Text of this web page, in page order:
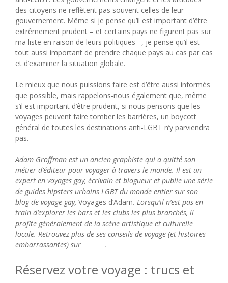
des citoyens ne reflètent pas souvent celles de leur
gouvernement. Même si je pense qu’il est important d’être
extrêmement prudent – ​​et certains pays ne figurent pas sur
ma liste en raison de leurs politiques –, je pense qu’il est
tout aussi important de prendre chaque pays au cas par cas
et d’examiner la situation globale.
Le mieux que nous puissions faire est d’être aussi informés
que possible, mais rappelons-nous également que, même
s’il est important d’être prudent, si nous pensons que les
voyages peuvent faire tomber les barrières, un boycott
général de toutes les destinations anti-LGBT n’y parviendra
pas.
Adam Groffman est un ancien graphiste qui a quitté son
métier d’éditeur pour voyager à travers le monde. Il est un
expert en voyages gay, écrivain et blogueur et publie une série
de guides hipsters urbains LGBT du monde entier sur son
blog de voyage gay, Voyages d’Adam. Lorsqu’il n’est pas en
train d’explorer les bars et les clubs les plus branchés, il
profite généralement de la scène artistique et culturelle
locale. Retrouvez plus de ses conseils de voyage (et histoires
embarrassantes) sur
.
Réservez votre voyage : trucs et